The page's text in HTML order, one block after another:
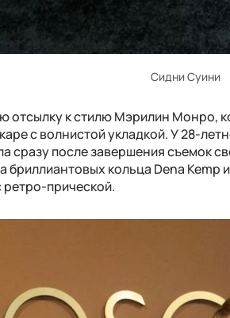
Сидни Суини
отсылку к стилю Мэрилин Монро,
с волнистой укладкой. У 28-
сразу после завершения съемок
бриллиантовых кольца Dena
ретро-прической.